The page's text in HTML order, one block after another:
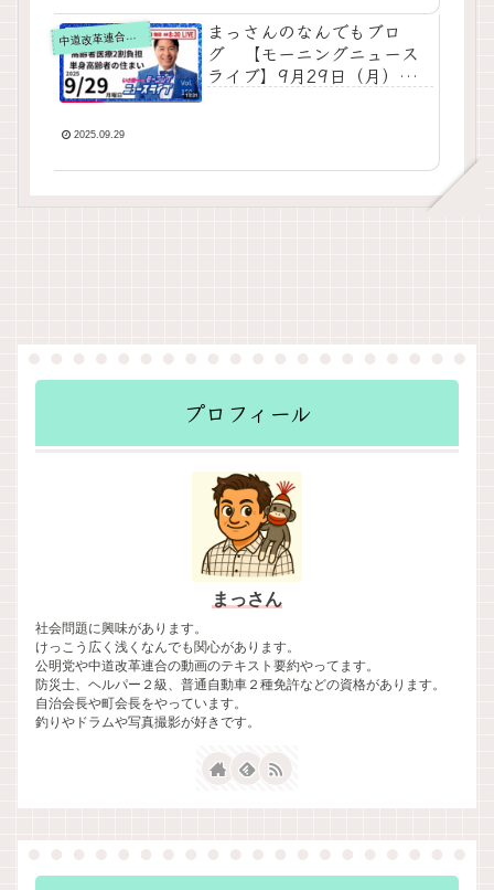
中道改革連合の動画をテキスト要約
まっさんのなんでもブロ
グ 【モーニングニュース
ライブ】9月29日（月）知
ェック【 10分解説 / 政治ニ
ト要約
2025.09.29
プロフィール
まっさん
社会問題に興味があります。
けっこう広く浅くなんでも関心があります。
公明党や中道改革連合の動画のテキスト要約やってます。
防災士、ヘルパー２級、普通自動車２種免許などの資格があります。
自治会長や町会長をやっています。
釣りやドラムや写真撮影が好きです。